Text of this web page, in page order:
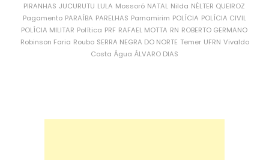
PIRANHAS JUCURUTU LULA Mossoró NATAL Nilda NÉLTER QUEIROZ
Pagamento PARAÍBA PARELHAS Parnamirim POLÍCIA POLÍCIA CIVIL
POLÍCIA MILITAR Política PRF RAFAEL MOTTA RN ROBERTO GERMANO
Robinson Faria Roubo SERRA NEGRA DO NORTE Temer UFRN Vivaldo
Costa Água ÁLVARO DIAS